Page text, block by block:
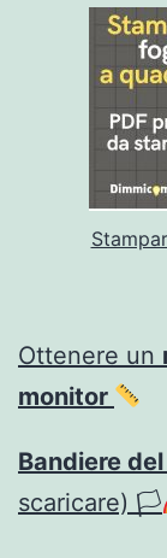
Ottenere un
monitor
Bandiere
scaricare) 🏳‍